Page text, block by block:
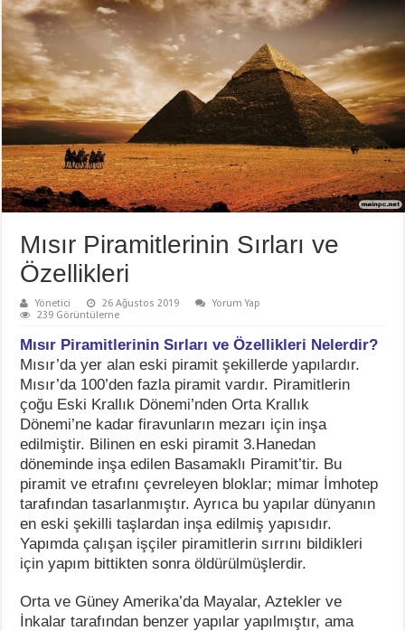
Mısır Piramitlerinin Sırları ve
Özellikleri
Yönetici 26 Ağustos 2019
Yorum Yap
239 Görüntüleme
Mısır Piramitlerinin Sırları ve Özellikleri Nelerdir?
Mısır’da yer alan eski piramit şekillerde yapılardır.
Mısır’da 100’den fazla piramit vardır. Piramitlerin
çoğu Eski Krallık Dönemi’nden Orta Krallık
Dönemi’ne kadar firavunların mezarı için inşa
edilmiştir. Bilinen en eski piramit 3.Hanedan
döneminde inşa edilen Basamaklı Piramit’tir. Bu
piramit ve etrafını çevreleyen bloklar; mimar İmhotep
tarafından tasarlanmıştır. Ayrıca bu yapılar dünyanın
en eski şekilli taşlardan inşa edilmiş yapısıdır.
Yapımda çalışan işçiler piramitlerin sırrını bildikleri
için yapım bittikten sonra öldürülmüşlerdir.
Orta ve Güney Amerika’da Mayalar, Aztekler ve
İnkalar tarafından benzer yapılar yapılmıştır, ama